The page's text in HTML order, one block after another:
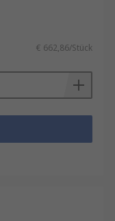
€ 662,86/Stück